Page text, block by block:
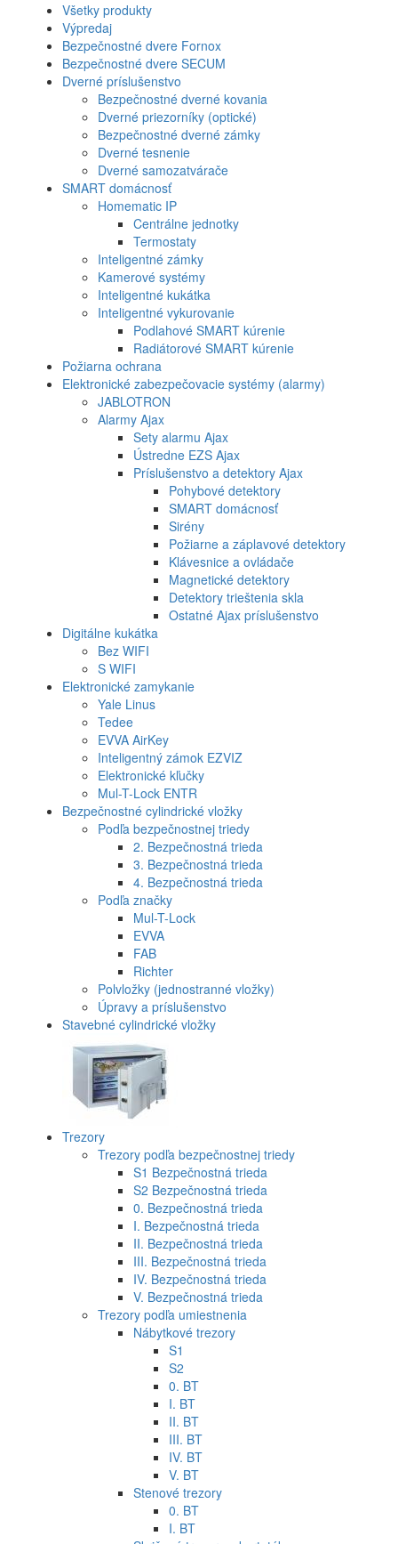
Všetky produkty
Výpredaj
Bezpečnostné dvere Fornox
Bezpečnostné dvere SECUM
Dverné príslušenstvo
Bezpečnostné dverné kovania
Dverné priezorníky (optické)
Bezpečnostné dverné zámky
Dverné tesnenie
Dverné samozatvárače
SMART domácnosť
Homematic IP
Centrálne jednotky
Termostaty
Inteligentné zámky
Kamerové systémy
Inteligentné kukátka
Inteligentné vykurovanie
Podlahové SMART kúrenie
Radiátorové SMART kúrenie
Požiarna ochrana
Elektronické zabezpečovacie systémy (alarmy)
JABLOTRON
Alarmy Ajax
Sety alarmu Ajax
Ústredne EZS Ajax
Príslušenstvo a detektory Ajax
Pohybové detektory
SMART domácnosť
Sirény
Požiarne a záplavové detektory
Klávesnice a ovládače
Magnetické detektory
Detektory trieštenia skla
Ostatné Ajax príslušenstvo
Digitálne kukátka
Bez WIFI
S WIFI
Elektronické zamykanie
Yale Linus
Tedee
EVVA AirKey
Inteligentný zámok EZVIZ
Elektronické kľučky
Mul-T-Lock ENTR
Bezpečnostné cylindrické vložky
Podľa bezpečnostnej triedy
2. Bezpečnostná trieda
3. Bezpečnostná trieda
4. Bezpečnostná trieda
Podľa značky
Mul-T-Lock
EVVA
FAB
Richter
Polvložky (jednostranné vložky)
Úpravy a príslušenstvo
Stavebné cylindrické vložky
Trezory
Trezory podľa bezpečnostnej triedy
S1 Bezpečnostná trieda
S2 Bezpečnostná trieda
0. Bezpečnostná trieda
I. Bezpečnostná trieda
II. Bezpečnostná trieda
III. Bezpečnostná trieda
IV. Bezpečnostná trieda
V. Bezpečnostná trieda
Trezory podľa umiestnenia
Nábytkové trezory
S1
S2
0. BT
I. BT
II. BT
III. BT
IV. BT
V. BT
Stenové trezory
0. BT
I. BT